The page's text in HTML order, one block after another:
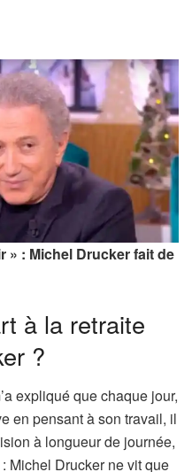
» : Michel Drucker fait de
à la retraite
?
expliqué que chaque jour,
en pensant à son travail, il
à longueur de journée,
Michel Drucker ne vit que